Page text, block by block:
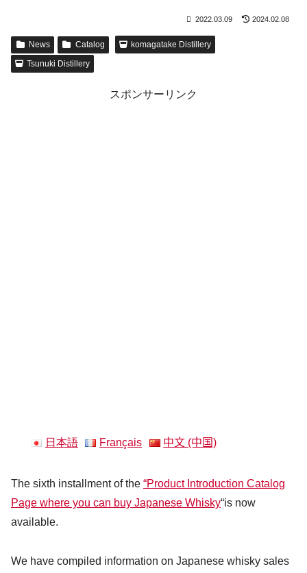
2022.03.09 2024.02.08
News Catalog
komagatake Distillery
Tsunuki Distillery
スポンサーリンク
日本語 Français 中文 (中国)
The sixth installment of the “Product Introduction Catalog
Page where you can buy Japanese Whisky“is now
available.
We have compiled information on Japanese whisky sales